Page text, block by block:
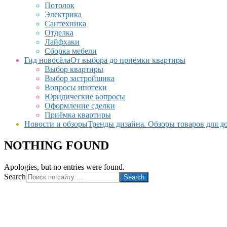
Потолок
Электрика
Сантехника
Отделка
Лайфхаки
Сборка мебели
Гид новосёлаОт выбора до приёмки квартиры
Выбор квартиры
Выбор застройщика
Вопросы ипотеки
Юридические вопросы
Оформление сделки
Приёмка квартиры
Новости и обзорыТренды дизайна. Обзоры товаров для
NOTHING FOUND
Apologies, but no entries were found.
Search